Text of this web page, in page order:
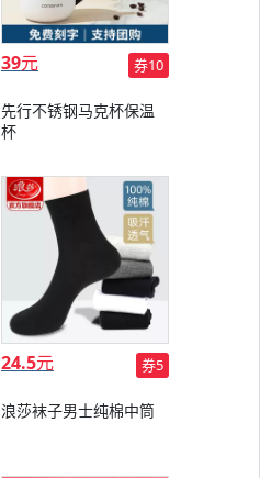
39元 券10
先行不锈钢马克杯保温
杯
24.5元 券5
浪莎袜子男士纯棉中筒